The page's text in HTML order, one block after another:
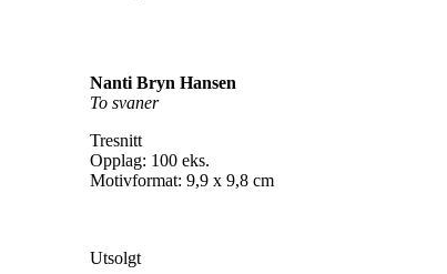
Nanti Bryn Hansen
To svaner
Tresnitt
Opplag: 100 eks.
Motivformat: 9,9 x 9,8 cm
Utsolgt